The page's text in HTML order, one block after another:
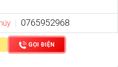
0765952968
GỌI ĐIỆN